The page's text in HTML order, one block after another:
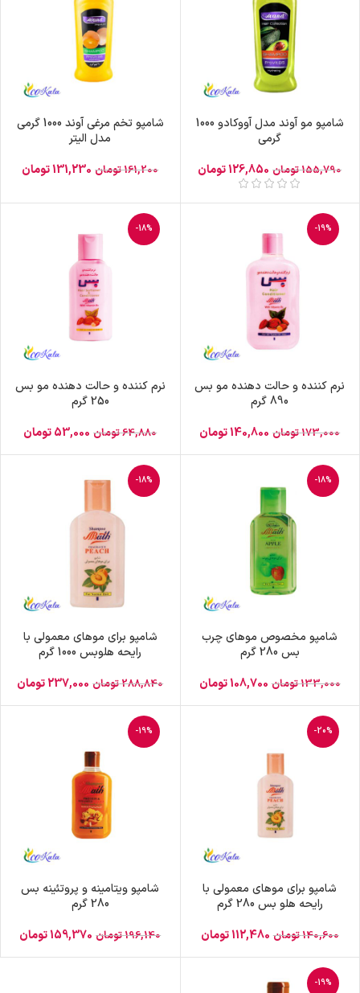
شامپو مو آوند مدل آووکادو 1000
گرمی
155,790تومان 126,850تومان
شامپو تخم مرغی آوند 1000 گرمی
مدل الیتر
161,200تومان 131,230تومان
-19%
نرم کننده و حالت دهنده مو بس
890 گرم
173,000تومان 140,800تومان
-18%
نرم کننده و حالت دهنده مو بس
250 گرم
64,880تومان 53,000تومان
-18%
شامپو مخصوص موهای چرب
بس 280 گرم
133,000تومان 108,700تومان
-18%
شامپو برای موهای معمولی با
رایحه هلوبس 1000 گرم
288,840تومان 237,000تومان
-20%
شامپو برای موهای معمولی با
رایحه هلو بس 280 گرم
140,600تومان 112,480تومان
-19%
شامپو ویتامینه و پروتئینه بس
280 گرم
196,140تومان 159,370تومان
-19%